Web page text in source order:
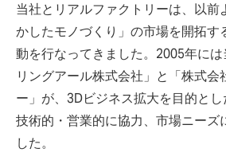
当社とリアルファクトリーは、以前
かしたモノづくり」の市場を開拓す
動を行なってきました。2005年に
リングアール株式会社」と「株式会
ー」が、3Dビジネス拡大を目的とし
技術的・営業的に協力、市場ニーズ
した。